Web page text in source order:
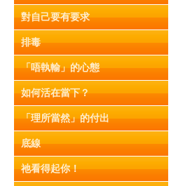
對自己要有要求
排毒
「唔執輸」的心態
如何活在當下？
「理所當然」的付出
底線
祂看得起你！